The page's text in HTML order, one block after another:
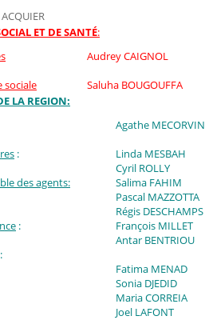
ET DE SANTÉ:
Audrey CAIGNOL
sociale
Saluha BOUGOUFFA
LA REGION:
Agathe MECORVIN
:
Linda MESBAH
Cyril ROLLY
des agents:
Salima FAHIM
Pascal MAZZOTTA
Régis DESCHAMPS
: François MILLET
Antar BENTRIOU
:
Fatima MENAD
Sonia DJEDID
Maria CORREIA
Joel LAFONT